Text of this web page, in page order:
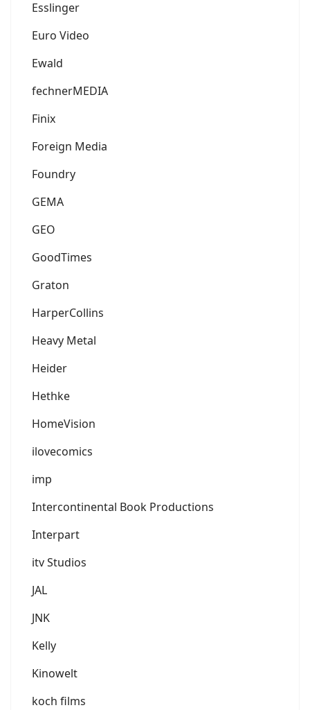
Esslinger
Euro Video
Ewald
fechnerMEDIA
Finix
Foreign Media
Foundry
GEMA
GEO
GoodTimes
Graton
HarperCollins
Heavy Metal
Heider
Hethke
HomeVision
ilovecomics
imp
Intercontinental Book Productions
Interpart
itv Studios
JAL
JNK
Kelly
Kinowelt
koch films